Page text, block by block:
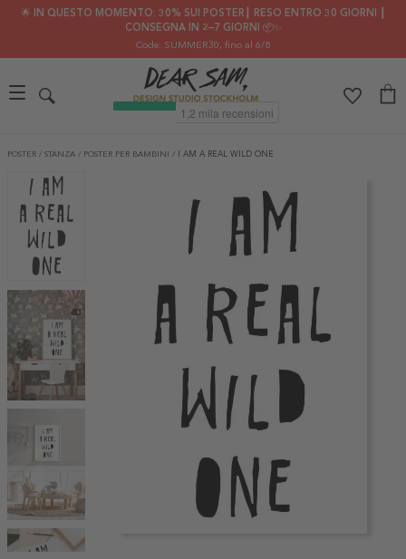
🌟 IN QUESTO MOMENTO: 30% SUI POSTER┃ RESO ENTRO 30 GIORNI ┃
CONSEGNA IN 2–7 GIORNI 📦✨
Code: SUMMER30, fino al 6/8
POSTER / STANZA / POSTER PER BAMBINI / I AM A REAL WILD ONE